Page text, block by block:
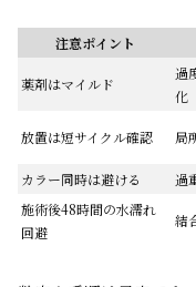
注意ポイント
薬剤はマイルド
過
化
放置は短サイクル確認 局
カラー同時は避ける
過
施術後48時間の水濡れ
回避
結